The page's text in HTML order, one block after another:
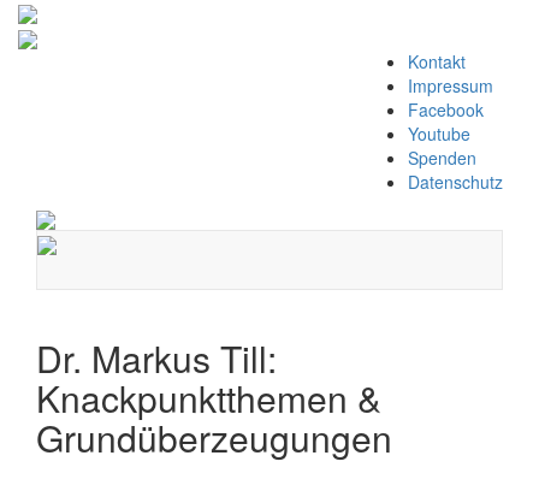
Kontakt
Impressum
Facebook
Youtube
Spenden
Datenschutz
Navigation
Dr. Markus Till:
Knackpunktthemen &
Grundüberzeugungen